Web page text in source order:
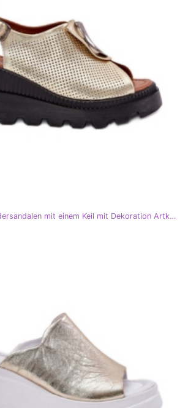
ARTIKER Damen -Ledersandalen mit einem Keil mit Dekoration Artker 56C0109 Zlotys golden